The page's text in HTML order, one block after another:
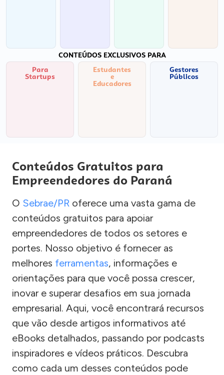
CONTEÚDOS EXCLUSIVOS PARA
Para
Startups
Estudantes
e
Educadores
Gestores
Públicos
Conteúdos Gratuitos para
Empreendedores do Paraná
O Sebrae/PR oferece uma vasta gama de
conteúdos gratuitos para apoiar
empreendedores de todos os setores e
portes. Nosso objetivo é fornecer as
melhores ferramentas, informações e
orientações para que você possa crescer,
inovar e superar desafios em sua jornada
empresarial. Aqui, você encontrará recursos
que vão desde artigos informativos até
eBooks detalhados, passando por podcasts
inspiradores e vídeos práticos. Descubra
como cada um desses conteúdos pode